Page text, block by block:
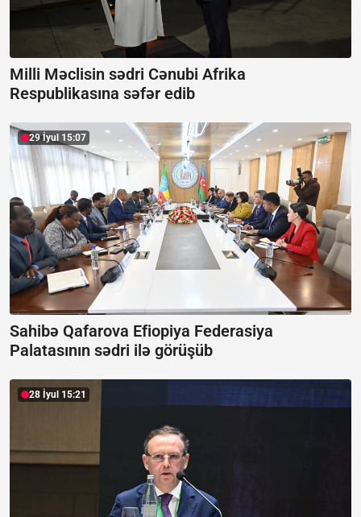
Milli Məclisin sədri Cənubi Afrika
Respublikasına səfər edib
29 İyul 15:07
Sahibə Qafarova Efiopiya Federasiya
Palatasının sədri ilə görüşüb
28 İyul 15:21